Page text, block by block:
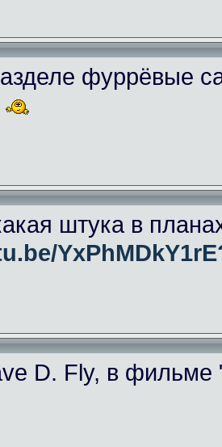
фуррёвые
штука в
D. Fly, в